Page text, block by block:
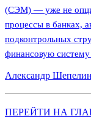
(СЭМ) — уже не
процессы в банках,
подконтрольных
финансовую
Александр Шепелин
ПЕРЕЙТИ НА